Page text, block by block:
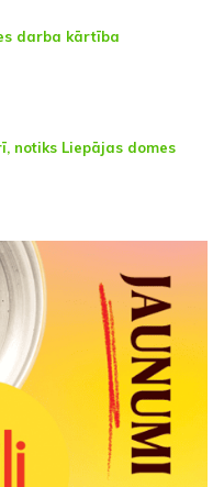
darba kārtība
notiks Liepājas domes